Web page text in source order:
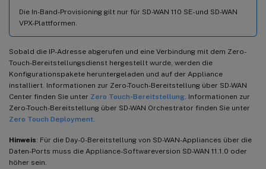
Die In-Band-Provisioning gilt nur für SD-WAN 110 SE- und SD-WAN
VPX-Plattformen.
Sobald die IP-Adresse abgerufen und eine Verbindung mit dem Zero-
Touch-Bereitstellungsdienst hergestellt wurde, werden die
Konfigurationspakete heruntergeladen und auf der Appliance
installiert. Informationen zur Zero-Touch-Bereitstellung über SD-WAN
Center finden Sie unter Zero Touch-Bereitstellung. Informationen zur
Zero-Touch-Bereitstellung über SD-WAN Orchestrator finden Sie unter
Zero Touch Deployment.
Hinweis: Für die Day-0-Bereitstellung von SD-WAN-Appliances über die
Daten-Ports muss die Appliance-Softwareversion SD-WAN 11.1.0 oder
höher sein.